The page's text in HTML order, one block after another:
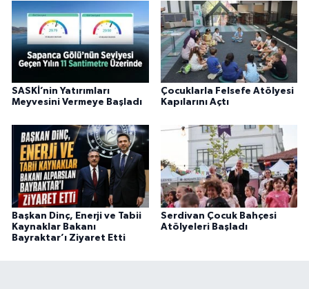
SASKİ’nin Yatırımları
Meyvesini Vermeye Başladı
Çocuklarla Felsefe Atölyesi
Kapılarını Açtı
Başkan Dinç, Enerji ve Tabii
Kaynaklar Bakanı
Bayraktar’ı Ziyaret Etti
Serdivan Çocuk Bahçesi
Atölyeleri Başladı